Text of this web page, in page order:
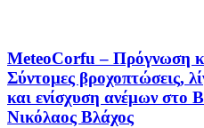
MeteoCorfu – Πρόγνωση
Σύντομες βροχοπτώσεις,
και ενίσχυση ανέμων στο
Νικόλαος Βλάχος